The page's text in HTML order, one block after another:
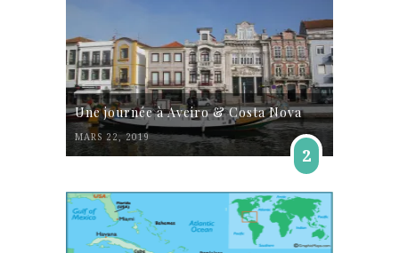
Une journée à Aveiro & Costa Nova
MARS 22, 2019
2